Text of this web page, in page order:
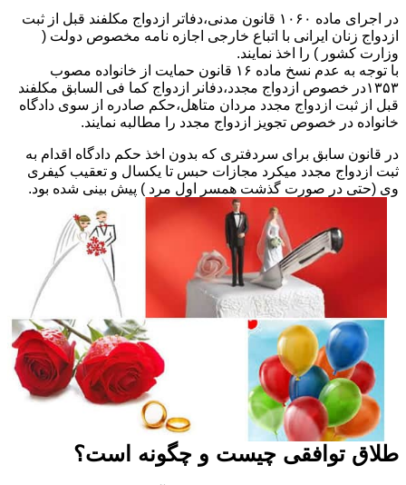
در اجرای ماده ۱۰۶۰ قانون مدنی،دفاتر ازدواج مکلفند قبل از ثبت
ازدواج زنان ایرانی با اتباع خارجی اجازه نامه مخصوص دولت (
وزارت کشور ) را اخذ نمایند.
با توجه به عدم نسخ ماده ۱۶ قانون حمایت از خانواده مصوب
۱۳۵۳در خصوص ازدواج مجدد،دفانر ازدواج کما فی السابق مکلفند
قبل از ثبت ازدواج مجدد مردان متاهل،حکم صادره از سوی دادگاه
خانواده در خصوص تجویز ازدواج مجدد را مطالبه نمایند.
در قانون سابق برای سردفتری که بدون اخذ حکم دادگاه اقدام به
ثبت ازدواج مجدد میکرد مجازات حبس تا یکسال و تعقیب کیفری
وی (حتی در صورت گذشت همسر اول مرد ) پیش بینی شده بود.
طلاق توافقی چیست و چگونه است؟